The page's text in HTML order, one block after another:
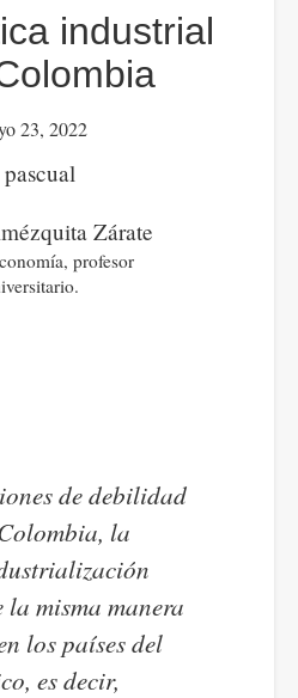
industrial
23, 2022
Zárate
profesor
de debilidad
la
misma manera
los países del
es decir,